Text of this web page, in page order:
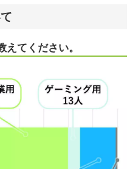
てください。